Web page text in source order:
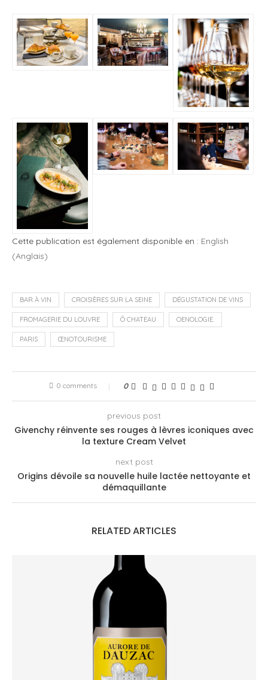
Cette publication est également disponible en : English
(Anglais)
BAR À VIN CROISIÈRES SUR LA SEINE DÉGUSTATION DE VINS
FROMAGERIE DU LOUVRE Ô CHATEAU OENOLOGIE.
PARIS ŒNOTOURISME
0 comments 0
previous post
Givenchy réinvente ses rouges à lèvres iconiques avec
la texture Cream Velvet
next post
Origins dévoile sa nouvelle huile lactée nettoyante et
démaquillante
RELATED ARTICLES